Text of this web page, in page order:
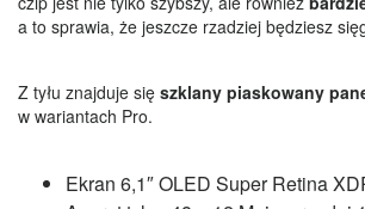
a to sprawia, że jeszcze rzadziej będziesz
Z tyłu znajduje się szklany piaskowany
w wariantach Pro.
Ekran 6,1″ OLED Super Retina